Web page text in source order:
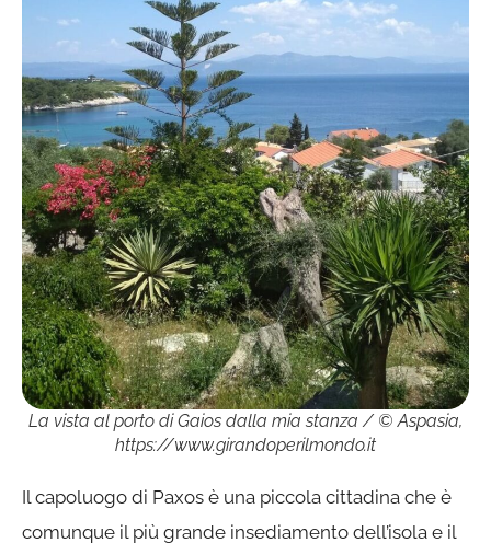
La vista al porto di Gaios dalla mia stanza / © Aspasia,
https://www.girandoperilmondo.it
Il capoluogo di Paxos è una piccola cittadina che è
comunque il più grande insediamento dell’isola e il